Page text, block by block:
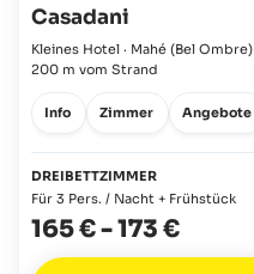
Casadani
Kleines Hotel · Mahé (Bel Ombre)
200 m vom Strand
Info Zimmer Angebote
DREIBETTZIMMER
Für 3 Pers. / Nacht + Frühstück
165 €-173 €